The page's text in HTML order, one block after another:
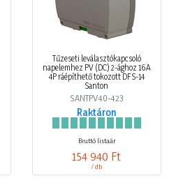
Tűzeseti leválasztókapcsoló
napelemhez PV (DC) 2-ághoz 16A
4P ráépíthető tokozott DFS-14
Santon
SANTPV40-423
Raktáron
Bruttó listaár
154 940 Ft
/ db